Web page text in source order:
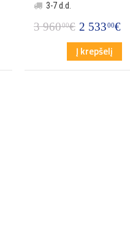
3-7 d.d.
3 96000€ 2 533 00€
Į krepšelį